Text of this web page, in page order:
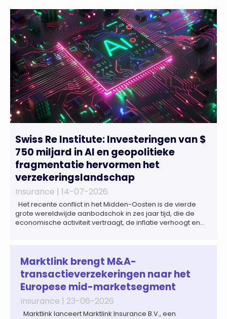
Swiss Re Institute: Investeringen van $
750 miljard in AI en geopolitieke
fragmentatie hervormen het
verzekeringslandschap
Insurance | 14-07-2026
Het recente conflict in het Midden-Oosten is de vierde
grote wereldwijde aanbodschok in zes jaar tijd, die de
economische activiteit vertraagt, de inflatie verhoogt en
wereldwijd naar verwachting afnemen tot 1,3% in reële
termen in […]
Marktlink brengt M&A-
transactieverzekeringen naar het
Europese mid-marketsegment
Insurance | 23-06-2026
Marktlink lanceert Marktlink Insurance B.V., een